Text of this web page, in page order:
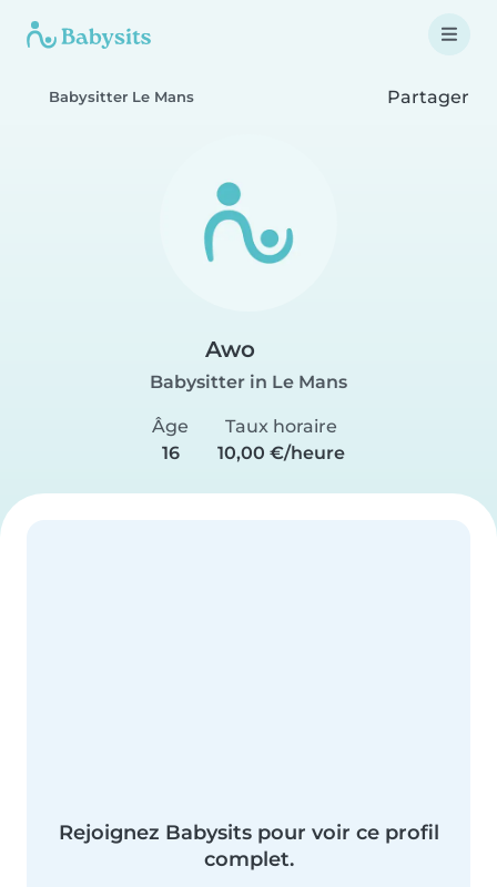
Babysitter Le Mans Partager
Awo
Babysitter in Le Mans
Âge
16
Taux horaire
10,00 €/heure
Rejoignez Babysits pour voir ce profil
complet.